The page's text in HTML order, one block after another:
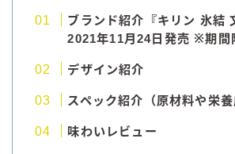
お問い合わせ
ブランド紹介『キリン 氷結
2021年11月24日発売 ※期間
デザイン紹介
スペック紹介（原材料や栄養
味わいレビュー